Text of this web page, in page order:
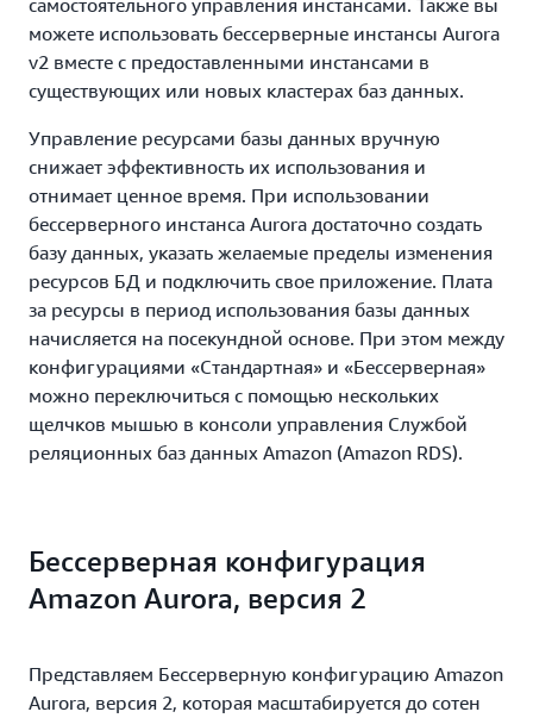
самостоятельного управления инстансами. Также вы
можете использовать бессерверные инстансы Aurora
v2 вместе с предоставленными инстансами в
существующих или новых кластерах баз данных.
Управление ресурсами базы данных вручную
снижает эффективность их использования и
отнимает ценное время. При использовании
бессерверного инстанса Aurora достаточно создать
базу данных, указать желаемые пределы изменения
ресурсов БД и подключить свое приложение. Плата
за ресурсы в период использования базы данных
начисляется на посекундной основе. При этом между
конфигурациями «Стандартная» и «Бессерверная»
можно переключиться с помощью нескольких
щелчков мышью в консоли управления Службой
реляционных баз данных Amazon (Amazon RDS).
Бессерверная конфигурация
Amazon Aurora, версия 2
Представляем Бессерверную конфигурацию Amazon
Aurora, версия 2, которая масштабируется до сотен